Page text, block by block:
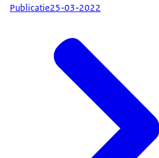
Publicatie25-03-2022